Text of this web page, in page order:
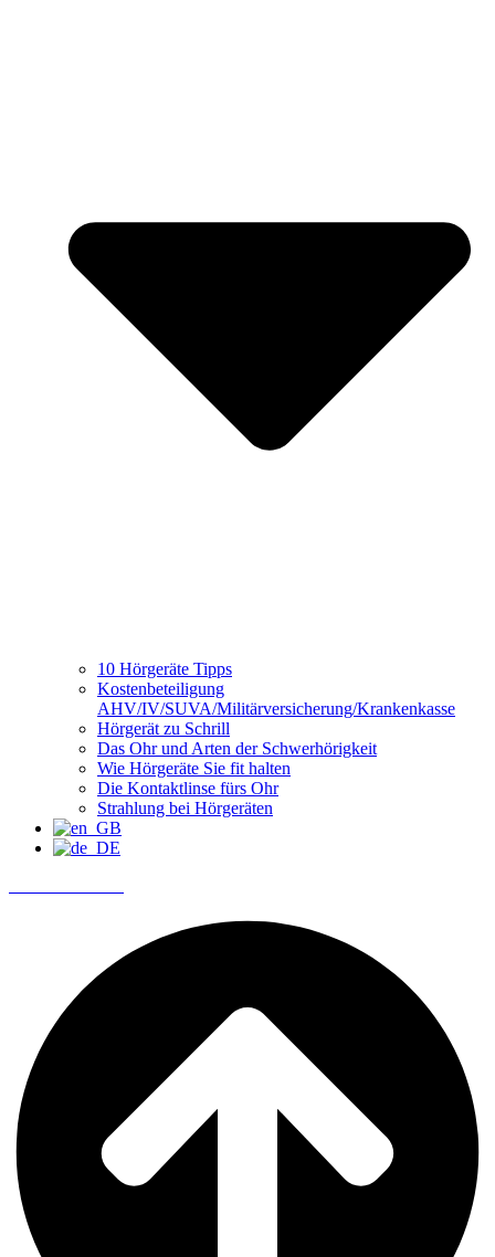
10 Hörgeräte Tipps
Kostenbeteiligung
AHV/IV/SUVA/Militärversicherung/Krankenkasse
Hörgerät zu Schrill
Das Ohr und Arten der Schwerhörigkeit
Wie Hörgeräte Sie fit halten
Die Kontaktlinse fürs Ohr
Strahlung bei Hörgeräten